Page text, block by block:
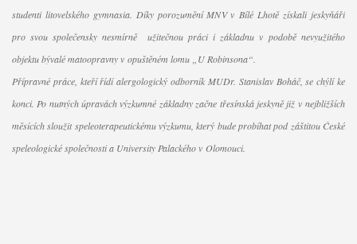
studenti litovelského gymnasia. Díky porozumění MNV v Bílé Lhotě získali jeskyňáři
pro svou společensky nesmírně užitečnou práci i základnu v podobě nevyužitého
objektu bývalé matoopravny v opuštěném lomu „U Robinsona“.
Přípravné práce, kteří řídí alergologický odborník MUDr. Stanislav Boháč, se chýlí ke
konci. Po nutných úpravách výzkumné základny začne třesínská jeskyně již v nejbližších
měsících sloužit speleoterapeutickému výzkumu, který bude probíhat pod záštitou České
speleologické společnosti a University Palackého v Olomouci.